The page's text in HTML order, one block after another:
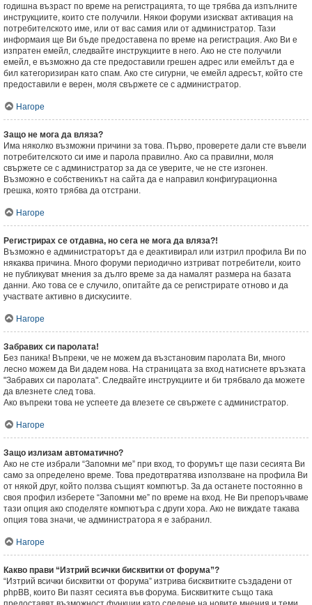
годишна възраст по време на регистрацията, то ще трябва да изпълните
инструкциите, които сте получили. Някои форуми изискват активация на
потребителското име, или от вас самия или от администратор. Тази
информаия ще Ви бъде предоставена по време на регистрация. Ако Ви е
изпратен емейл, следвайте инструкциите в него. Ако не сте получили
емейл, е възможно да сте предоставили грешен адрес или емейлът да е
бил категоризиран като спам. Ако сте сигурни, че емейл адресът, който сте
предоставили е верен, моля свържете се с администратор.
Нагоре
Защо не мога да вляза?
Има няколко възможни причини за това. Първо, проверете дали сте въвели
потребителското си име и парола правилно. Ако са правилни, моля
свържете се с администратор за да се уверите, че не сте изгонен.
Възможно е собственикът на сайта да е направил конфигурационна
грешка, която трябва да отстрани.
Нагоре
Регистрирах се отдавна, но сега не мога да вляза?!
Възможно е администраторът да е деактивирал или изтрил профила Ви по
някаква причина. Много форуми периодично изтриват потребители, които
не публикуват мнения за дълго време за да намалят размера на базата
данни. Ако това се е случило, опитайте да се регистрирате отново и да
участвате активно в дискусиите.
Нагоре
Забравих си паролата!
Без паника! Въпреки, че не можем да възстановим паролата Ви, много
лесно можем да Ви дадем нова. На страницата за вход натиснете връзката
"Забравих си паролата". Следвайте инструкциите и би трябвало да можете
да влезнете след това.
Ако въпреки това не успеете да влезете се свържете с администратор.
Нагоре
Защо излизам автоматично?
Ако не сте избрали “Запомни ме” при вход, то форумът ще пази сесията Ви
само за определено време. Това предотвратява използване на профила Ви
от някой друг, който ползва същият компютър. За да останете постоянно в
своя профил изберете “Запомни ме” по време на вход. Не Ви препоръчваме
тази опция ако споделяте компютъра с други хора. Ако не виждате такава
опция това значи, че администратора я е забранил.
Нагоре
Какво прави “Изтрий всички бисквитки от форума”?
“Изтрий всички бисквитки от форума” изтрива бисквитките създадени от
phpBB, които Ви пазят сесията във форума. Бисквитките също така